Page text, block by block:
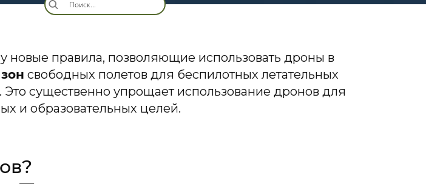
новые правила, позволяющие использовать дроны в
свободных полетов для беспилотных летательных
Это существенно упрощает использование дронов для
и образовательных целей.